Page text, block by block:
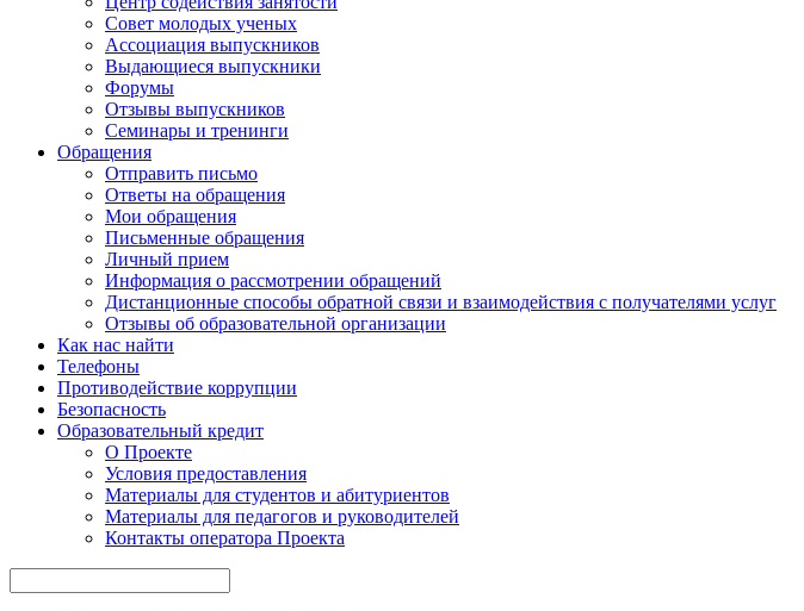
Совет молодых ученых
Ассоциация выпускников
Выдающиеся выпускники
Форумы
Отзывы выпускников
Семинары и тренинги
Обращения
Отправить письмо
Ответы на обращения
Мои обращения
Письменные обращения
Личный прием
Информация о рассмотрении обращений
Дистанционные способы обратной связи и взаимодействия с получателями услуг
Отзывы об образовательной организации
Как нас найти
Телефоны
Противодействие коррупции
Безопасность
Образовательный кредит
О Проекте
Условия предоставления
Материалы для студентов и абитуриентов
Материалы для педагогов и руководителей
Контакты опе ратора Проекта